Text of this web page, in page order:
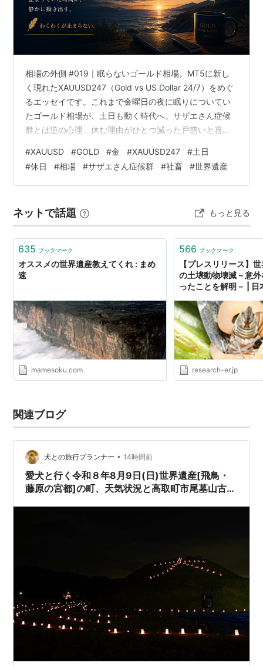
そこには、国境という概念はありません。自国の
文化と歴史を愛することは、
他国の文化と歴史を理解し、尊重することへとつ
関連
世界文化遺産、世界自然遺産、無形文化遺産、記憶遺
、危機遺産、産業遺産、機械遺産、土木遺産、世界農
業遺産
日本の世界遺産
相場の外側 #019｜眠らないゴールド相場。MT5に新し
く現れたXAUUSD247（Gold vs US Dollar 24/7）をめぐ
るエッセイです。これまで金曜日の夜に眠りについてい
たゴールド相場が、土日も動く時代へ。サザエさん症候
群とは逆の心理、休む理由がひとつ減った戸惑いと喜
す。FX・ゴールド（XAUUSD）のデイトレード、MT5、
週末トレード、新しい相場への向き合い方についての記
事としても楽しめます。 Outside the Market. 相場の外
増えた夜休みという言葉が少…
#XAUUSD #GOLD #金 #XAUUSD247 #土日
#休日 #相場 #サザエさん症候群 #社畜 #世界遺産
ネットで話題 もっと見る
635 ブックマーク
オススメの世界遺産教えてくれ : まめ
速
mamesoku.com
566 ブックマーク
【プレスリリース】
の土壌動物壊滅－意
ったことを解明－ |
research-er.jp
関連ブログ
犬との旅行プランナー • 14時間前
愛犬と行く令和８年8月9日(日)世界遺産[飛鳥・
藤原の宮都]の町、天気状況と高取町市尾墓山古墳